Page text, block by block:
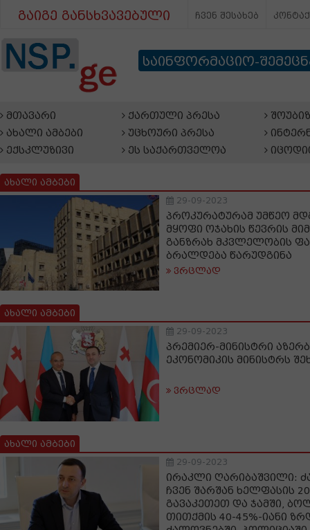
გაიგე განსხვავებული ჩვენ შესახებ
საინფორმაციო-
მთავარი
ახალი ამბები
ექსკლუზივი
ქართული პრესა
უცხოური პრესა
ეს საქართველოა
ახალი ამბები
29-09-2023
პროკურატურამ უმწეო
მყოფი ოჯახის წევრის
განზრახ მკვლელობის
ბრალდება წარუდგინა
ვრცლად
ახალი ამბები
29-09-2023
პრემიერ-მინისტრი
ეკონომიკის მინისტრს
ვრცლად
ახალი ამბები
29-09-2023
ირაკლი ღარიბაშვილი:
ჩვენ შარშან ხელფასის
გავაკეთეთ და ჯამში,
თითქმის 40-45%-იანი